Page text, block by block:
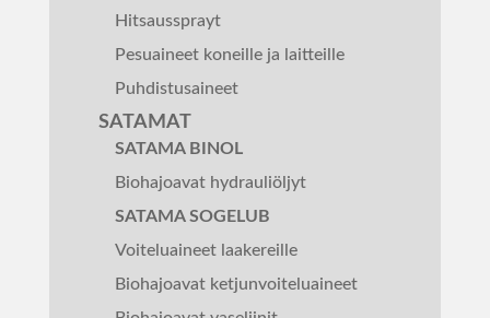
Hitsaussprayt
Pesuaineet koneille ja laitteille
Puhdistusaineet
SATAMAT
SATAMA BINOL
Biohajoavat hydrauliöljyt
SATAMA SOGELUB
Voiteluaineet laakereille
Biohajoavat ketjunvoiteluaineet